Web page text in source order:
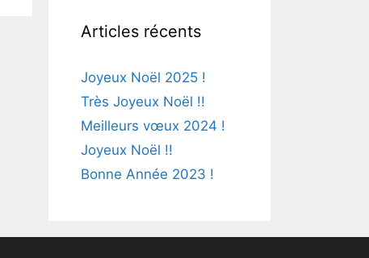
Articles récents
Joyeux Noël 2025 !
Très Joyeux Noël !!
Meilleurs vœux 2024 !
Joyeux Noël !!
Bonne Année 2023 !